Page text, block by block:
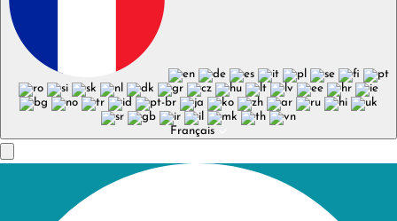
Français